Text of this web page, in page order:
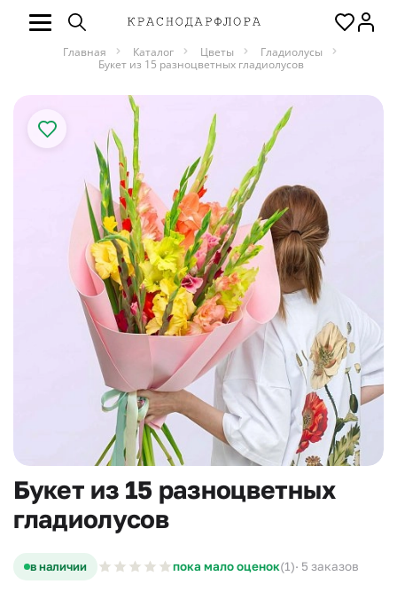
Главная Каталог Цветы
Гладиолусы
Букет из 15 разноцветных гладиолусов
Букет из 15 разноцветных
гладиолусов
в наличии пока мало оценок(1)· 5 заказов